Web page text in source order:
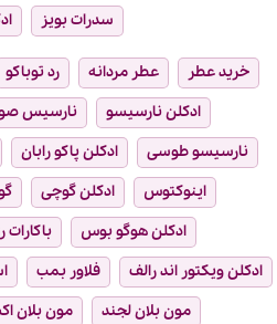
سدرات بویز
ادکلن
عطر عطر مردانه رد توباکو
ادکلن نارسیسو
نارسیس صورتی
طوسی
ادکلن پاکو رابان وان
اینوکتوس
ادکلن گوچی گوچی
ادکلن هوگو بوس
باکارات رژ
ویکتور اند رالف
فلاور بمب
مون بلان لجند
مون بلان